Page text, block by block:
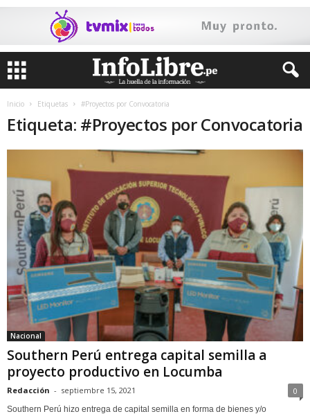
Inicio Etiquetas #Proyectos por Convocatoria
Etiqueta: #Proyectos por Convocatoria
Nacional
Southern Perú entrega capital semilla a
proyecto productivo en Locumba
Redacción - septiembre 15, 2021 0
Southern Perú hizo entrega de capital semilla en forma de bienes y/o